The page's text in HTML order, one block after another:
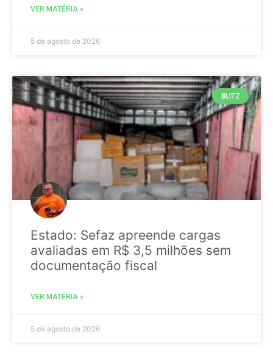
VER MATÉRIA »
5 de agosto de 2026
BLITZ
Estado: Sefaz apreende cargas
avaliadas em R$ 3,5 milhões sem
documentação fiscal
VER MATÉRIA »
5 de agosto de 2026